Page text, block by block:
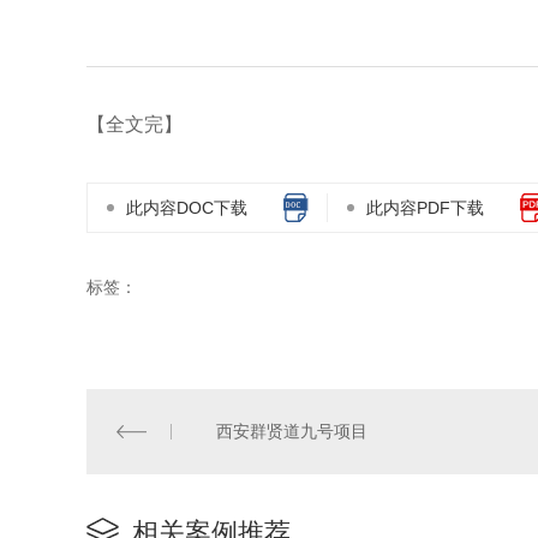
【全文完】
此内容DOC下载 此内容PDF下载
标签：
西安群贤道九号项目